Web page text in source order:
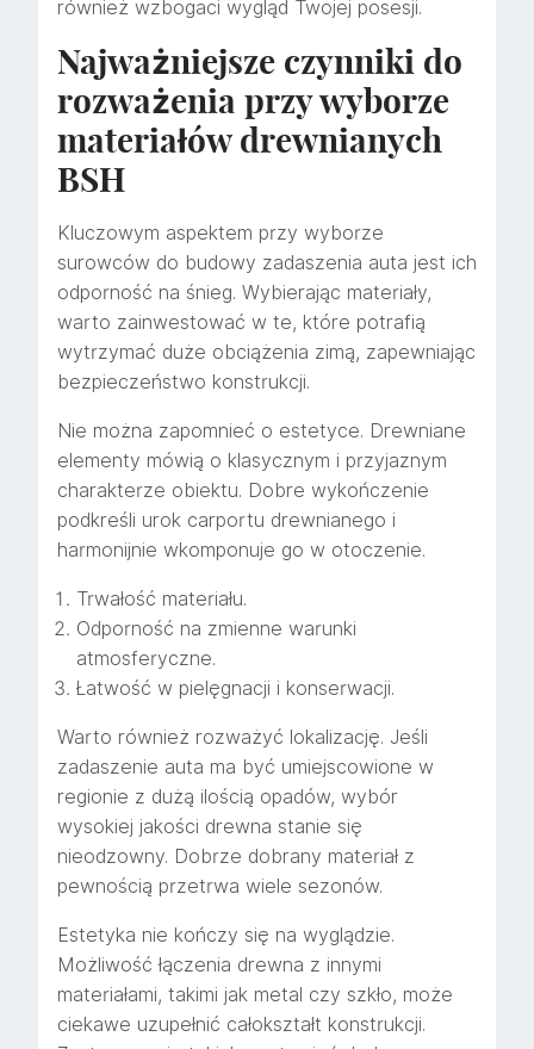
również wzbogaci wygląd Twojej posesji.
Najważniejsze czynniki do
rozważenia przy wyborze
materiałów drewnianych
BSH
Kluczowym aspektem przy wyborze
surowców do budowy zadaszenia auta jest ich
odporność na śnieg. Wybierając materiały,
warto zainwestować w te, które potrafią
wytrzymać duże obciążenia zimą, zapewniając
bezpieczeństwo konstrukcji.
Nie można zapomnieć o estetyce. Drewniane
elementy mówią o klasycznym i przyjaznym
charakterze obiektu. Dobre wykończenie
podkreśli urok carportu drewnianego i
harmonijnie wkomponuje go w otoczenie.
Trwałość materiału.
Odporność na zmienne warunki
atmosferyczne.
Łatwość w pielęgnacji i konserwacji.
Warto również rozważyć lokalizację. Jeśli
zadaszenie auta ma być umiejscowione w
regionie z dużą ilością opadów, wybór
wysokiej jakości drewna stanie się
nieodzowny. Dobrze dobrany materiał z
pewnością przetrwa wiele sezonów.
Estetyka nie kończy się na wyglądzie.
Możliwość łączenia drewna z innymi
materiałami, takimi jak metal czy szkło, może
ciekawe uzupełnić całokształt konstrukcji.